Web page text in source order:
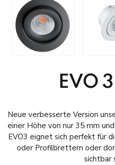
EVO
Neue verbesserte Version
einer Höhe von nur 35 mm
EVO3 eignet sich perfekt für
oder Profilbrettern oder
sichtbar